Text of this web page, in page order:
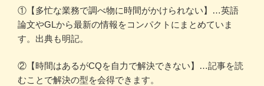
①【多忙な業務で調べ物に時間がかけられない】…英語
論文やGLから最新の情報をコンパクトにまとめていま
す。出典も明記。
②【時間はあるがCQを自力で解決できない】…記事を読
むことで解決の型を会得できます。